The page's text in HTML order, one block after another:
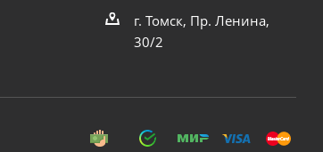
г. Томск, Пр. Ленина,
30/2